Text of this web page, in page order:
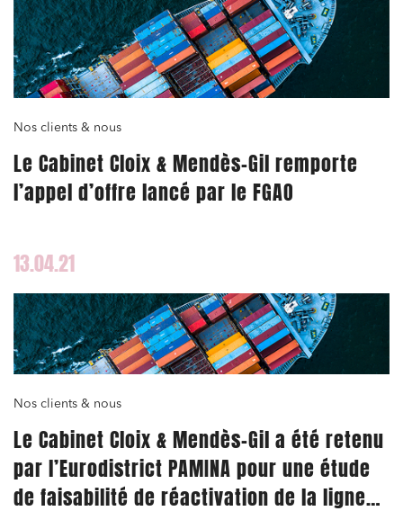
Nos clients & nous
Le Cabinet Cloix & Mendès-Gil remporte
l’appel d’offre lancé par le FGAO
13.04.21
Nos clients & nous
Le Cabinet Cloix & Mendès-Gil a été retenu
par l’Eurodistrict PAMINA pour une étude
de faisabilité de réactivation de la ligne